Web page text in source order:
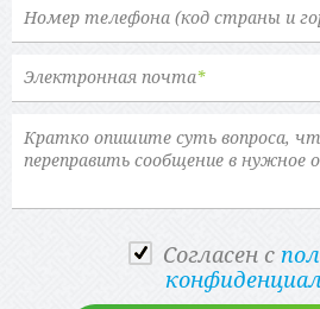
Номер телефона (код страны и
Электронная почта*
Cогласен с